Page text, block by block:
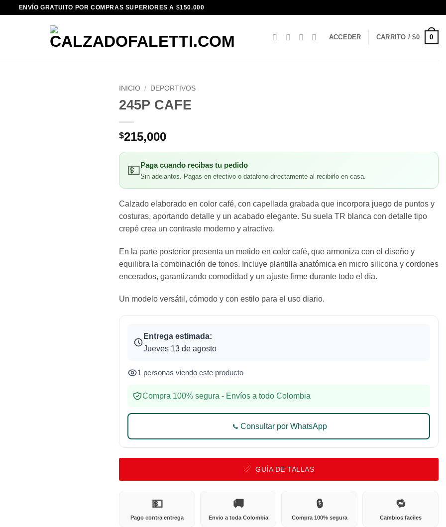
ENVÍO GRATUITO POR COMPRAS SUPERIORES A $150.000
ACCEDER CARRITO /$0 0
INICIO / DEPORTIVOS
245P CAFE
$215,000
💵Paga cuando recibas tu pedido
Sin adelantos. Pagas en efectivo o datafono directamente al recibirlo en casa.
Calzado elaborado en color café, con capellada grabada que incorpora juego de puntos y
costuras, aportando detalle y un acabado elegante. Su suela TR blanca con detalle tipo
crepé crea un contraste moderno y atractivo.
En la parte posterior presenta un metido en color café, que armoniza con el diseño y
equilibra la combinación de tonos. Incluye plantilla anatómica en micro silicona y cordones
encerados, garantizando comodidad y un ajuste firme durante todo el día.
Un modelo versátil, cómodo y con estilo para el uso diario.
Entrega estimada:
Jueves 13 de agosto
1 personas viendo este producto
Compra 100% segura - Envíos a todo Colombia
Consultar por WhatsApp
GUÍA DE TALLAS
💵
Pago contra entrega
🚚
Envio a toda Colombia
🔒
Compra 100% segura
🔁
Cambios faciles